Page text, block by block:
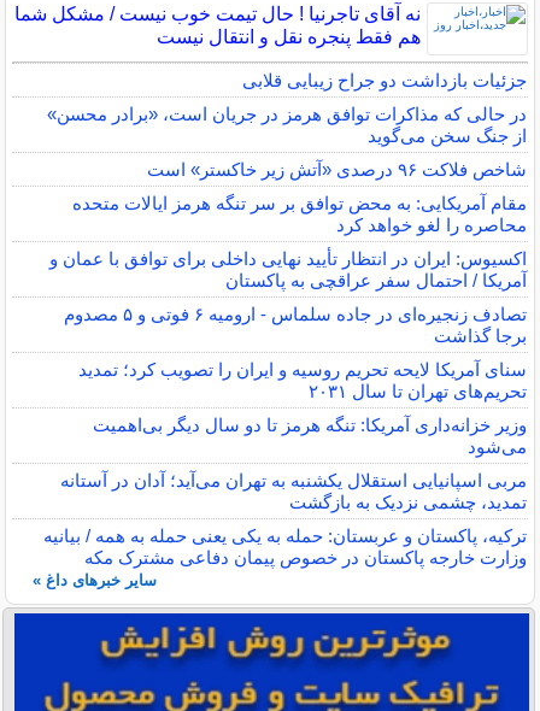
نه آقای تاجرنیا ! حال تیمت خوب نیست / مشکل شما
هم فقط پنجره نقل و انتقال نیست
جزئیات بازداشت دو جراح زیبایی قلابی
در حالی که مذاکرات توافق هرمز در جریان است، «برادر محسن»
از جنگ سخن می‌گوید
شاخص فلاکت ۹۶ درصدی «آتش زیر خاکستر» است
مقام آمریکایی: به محض توافق بر سر تنگه هرمز ایالات متحده
محاصره را لغو خواهد کرد
اکسیوس: ایران در انتظار تأیید نهایی داخلی برای توافق با عمان و
آمریکا / احتمال سفر عراقچی به پاکستان
تصادف زنجیره‌ای در جاده سلماس - ارومیه ۶ فوتی و ۵ مصدوم
برجا گذاشت
سنای آمریکا لایحه تحریم روسیه و ایران را تصویب کرد؛ تمدید
تحریم‌های تهران تا سال ۲۰۳۱
وزیر خزانه‌داری آمریکا: تنگه هرمز تا دو سال دیگر بی‌اهمیت
می‌شود
مربی اسپانیایی استقلال یکشنبه به تهران می‌آید؛ آدان در آستانه
تمدید، چشمی نزدیک به بازگشت
ترکیه، پاکستان و عربستان: حمله به یکی یعنی حمله به همه / بیانیه
وزارت خارجه پاکستان در خصوص پیمان دفاعی مشترک مکه
سایر خبرهای داغ »